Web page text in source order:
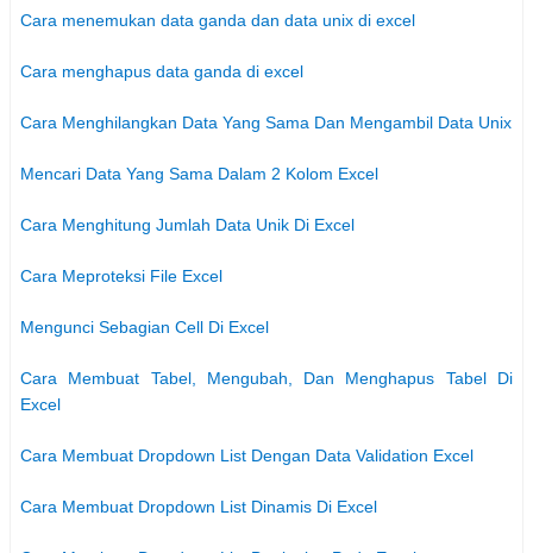
Cara menemukan data ganda dan data unix di excel
Cara menghapus data ganda di excel
Cara Menghilangkan Data Yang Sama Dan Mengambil Data Unix
Mencari Data Yang Sama Dalam 2 Kolom Excel
Cara Menghitung Jumlah Data Unik Di Excel
Cara Meproteksi File Excel
Mengunci Sebagian Cell Di Excel
Cara Membuat Tabel, Mengubah, Dan Menghapus Tabel Di
Excel
Cara Membuat Dropdown List Dengan Data Validation Excel
Cara Membuat Dropdown List Dinamis Di Excel